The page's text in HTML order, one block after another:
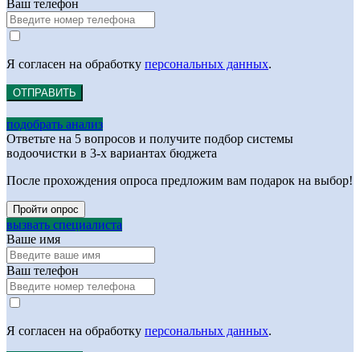
Ваш телефон
Я согласен на обработку персональных данных.
ОТПРАВИТЬ
подобрать анализ
Ответьте на 5 вопросов и получите подбор системы
водоочистки в 3-х вариантах бюджета
После прохождения опроса предложим вам подарок на выбор!
Пройти опрос
вызвать специалиста
Ваше имя
Ваш телефон
Я согласен на обработку персональных данных.